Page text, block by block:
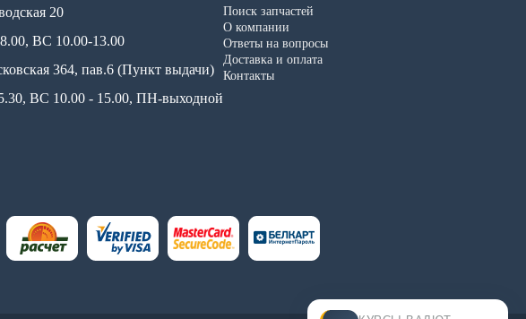
20
ВС 10.00-13.00
364, пав.6 (Пункт выдачи)
ВС 10.00 - 15.00, ПН-выходной
Поиск запчастей
О компании
Ответы на вопросы
Доставка и оплата
Контакты